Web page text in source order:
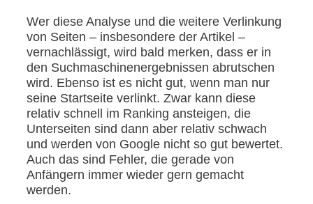
Wer diese Analyse und die weitere Verlinkung
von Seiten – insbesondere der Artikel –
vernachlässigt, wird bald merken, dass er in
den Suchmaschinenergebnissen abrutschen
wird. Ebenso ist es nicht gut, wenn man nur
seine Startseite verlinkt. Zwar kann diese
relativ schnell im Ranking ansteigen, die
Unterseiten sind dann aber relativ schwach
und werden von Google nicht so gut bewertet.
Auch das sind Fehler, die gerade von
Anfängern immer wieder gern gemacht
werden.